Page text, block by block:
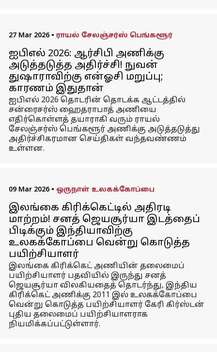
27 Mar 2026 • ராயல் சேலஞ்சர்ஸ் பெங்களூர்
ஐபிஎல் 2026: ஆர்சிபி அணிக்கு
அடுத்தடுத்த அதிர்ச்சி! நுவன்
துஷாராவிற்கு என்ஓசி மறுப்பு;
காரணம் இதுதான்
ஐபிஎல் 2026 தொடரின் தொடக்க ஆட்டத்தில்
சன்ரைசர்ஸ் ஹைதராபாத் அணியை
எதிர்கொள்ளத் தயாராகி வரும் ராயல்
சேலஞ்சர்ஸ் பெங்களூர் அணிக்கு அடுத்தடுத்து
அதிர்ச்சிகரமான செய்திகள் வந்தவண்ணம்
உள்ளன.
09 Mar 2026 • ஒருநாள் உலகக்கோப்பை
இலங்கை கிரிக்கெட்டில் அதிரடி
மாற்றம்! சனத் ஜெயசூர்யா இடத்தைப்
பிடிக்கும் இந்தியாவிற்கு
உலகக்கோப்பை வென்று கொடுத்த
பயிற்சியாளர்
இலங்கை கிரிக்கெட் அணியின் தலைமைப்
பயிற்சியாளர் பதவியில் இருந்து சனத்
ஜெயசூர்யா விலகியதைத் தொடர்ந்து, இந்திய
கிரிக்கெட் அணிக்கு 2011 இல் உலகக்கோப்பை
வென்று கொடுத்த பயிற்சியாளர் கேரி கிர்ஸ்டன்
புதிய தலைமைப் பயிற்சியாளராக
நியமிக்கப்பட்டுள்ளார்.